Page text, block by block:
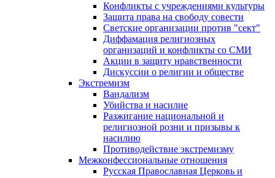
Конфликты с учреждениями культуры
Защита права на свободу совести
Светские организации против "сект"
Диффамация религиозных
организаций и конфликты со СМИ
Акции в защиту нравственности
Дискуссии о религии и обществе
Экстремизм
Вандализм
Убийства и насилие
Разжигание национальной и
религиозной розни и призывы к
насилию
Противодействие экстремизму
Межконфессиональные отношения
Русская Православная Церковь и